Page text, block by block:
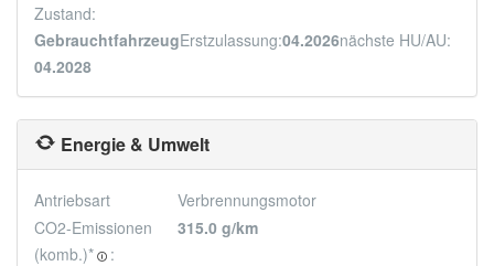
Zustand:
GebrauchtfahrzeugErstzulassung:04.2026nächste HU/AU:
04.2028
Energie & Umwelt
Antriebsart
Verbrennungsmotor
CO2-Emissionen
(komb.)* 🛈 :
315.0 g/km